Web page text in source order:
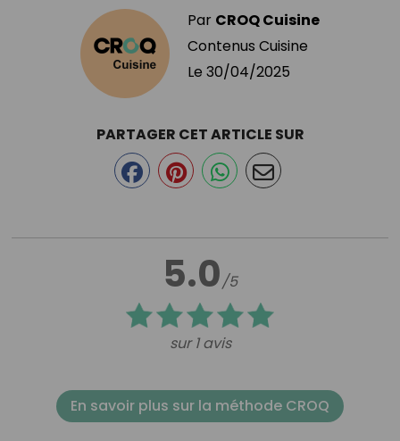
Par CROQ Cuisine
Contenus Cuisine
Le 30/04/2025
5.0/5
sur 1 avis
PARTAGER CET ARTICLE SUR
En savoir plus sur la méthode CROQ